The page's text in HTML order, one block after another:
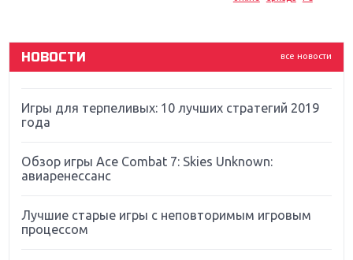
все новости
НОВОСТИ
Far Cry 5: хвалить нельзя ругать
Игры для терпеливых: 10 лучших стратегий 2019
года
Обзор игры Ace Combat 7: Skies Unknown:
авиаренессанс
Лучшие старые игры с неповторимым игровым
процессом